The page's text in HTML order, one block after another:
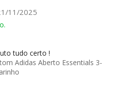
11/2025
tudo certo !
Adidas Aberto Essentials 3-